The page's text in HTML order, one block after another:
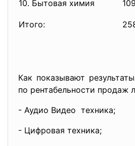
10. Бытовая химия
Итого:
Как показывают
по рентабельности продаж
- Аудио Видео техника;
- Цифровая техника;